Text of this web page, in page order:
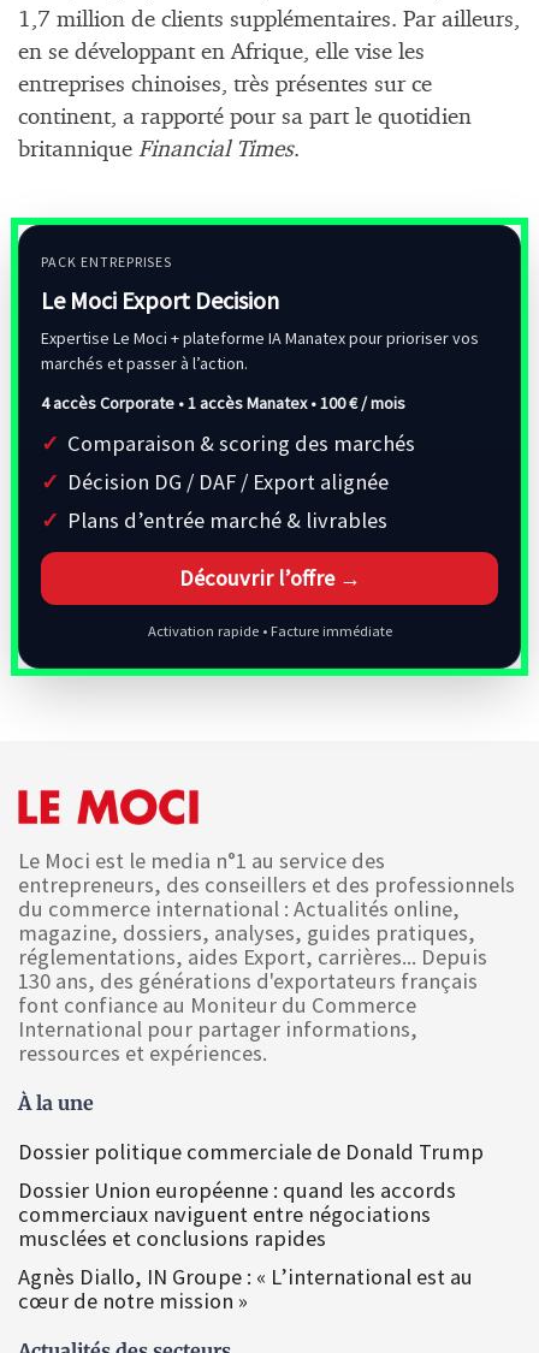
1,7 million de clients supplémentaires. Par ailleurs,
en se développant en Afrique, elle vise les
entreprises chinoises, très présentes sur ce
continent, a rapporté pour sa part le quotidien
britannique Financial Times.
PACK ENTREPRISES
Le Moci Export Decision
Expertise Le Moci + plateforme IA Manatex pour prioriser vos
marchés et passer à l’action.
4 accès Corporate • 1 accès Manatex •100 € / mois
Comparaison & scoring des marchés
Décision DG / DAF / Export alignée
Plans d’entrée marché & livrables
Découvrir l’offre →
Activation rapide • Facture immédiate
Le Moci est le media n°1 au service des
entrepreneurs, des conseillers et des professionnels
du commerce international : Actualités online,
magazine, dossiers, analyses, guides pratiques,
réglementations, aides Export, carrières... Depuis
130 ans, des générations d'exportateurs français
font confiance au Moniteur du Commerce
International pour partager informations,
ressources et expériences.
À la une
Dossier politique commerciale de Donald Trump
Dossier Union européenne : quand les accords
commerciaux naviguent entre négociations
musclées et conclusions rapides
Agnès Diallo, IN Groupe : « L’international est au
cœur de notre mission »